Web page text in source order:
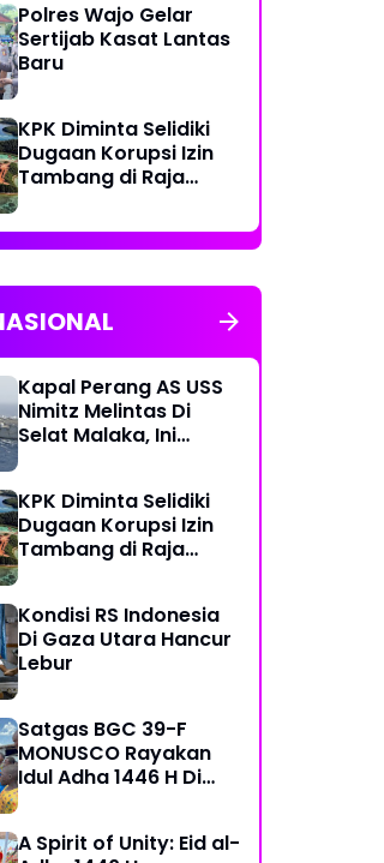
Polres Wajo Gelar
Sertijab Kasat Lantas
Baru
KPK Diminta Selidiki
Dugaan Korupsi Izin
Tambang di Raja
Kapal Perang AS USS
Nimitz Melintas Di
Selat Malaka, Ini
KPK Diminta Selidiki
Dugaan Korupsi Izin
Tambang di Raja
Kondisi RS Indonesia
Di Gaza Utara Hancur
Lebur
Satgas BGC 39-F
MONUSCO Rayakan
Idul Adha 1446 H Di
A Spirit of Unity: Eid al-